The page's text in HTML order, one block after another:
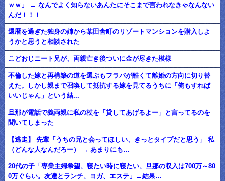
ｗｗ」 → なんでよく知らないあんたにそこまで言われなきゃなんない
んだ！！！
還暦を過ぎた独身の姉から某田舎町のリゾートマンションを購入しよ
うかと思うと相談された
こどおじニート兄が、両親亡き後ついに金が尽きた模様
不倫した嫁と再構築の道を選ぶもフラバが酷くて離婚の方向に切り替
えた。しかし親まで召喚して抵抗する嫁を見てるうちに「俺もすれば
いいじゃん」という結...
旦那が電話で義両親に私の杖を「貸してあげるよー」と言ってるのを
聞いてしまった
【逃走】 先輩「うちの兄と会ってほしい、きっとタイプだと思う」 私
（どんな人なんだろー） → あまりにも…
20代の子「専業主婦希望、寝たい時に寝たい、旦那の収入は700万～80
0万ぐらい。友達とランチ、ヨガ、エステ」→結果…